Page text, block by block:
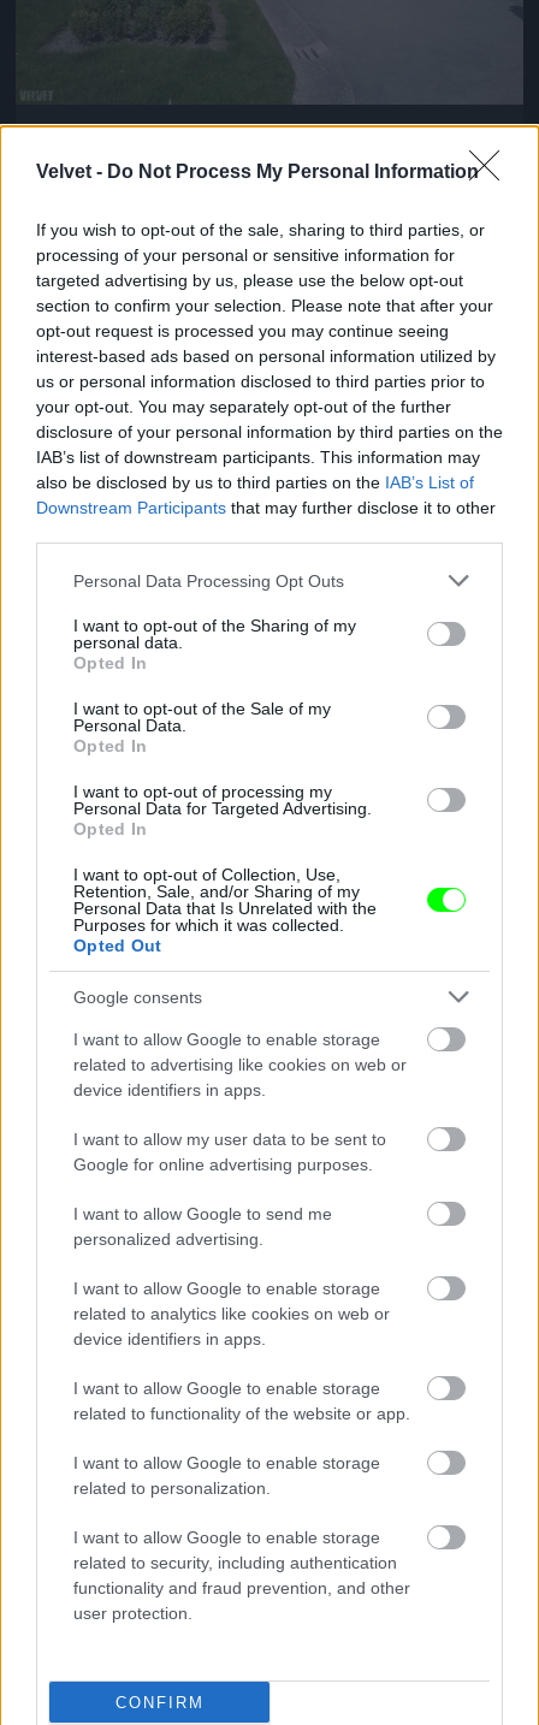
Velvet - Do Not Process My Personal Information
If you wish to opt-out of the sale, sharing to third parties, or
processing of your personal or sensitive information for
targeted advertising by us, please use the below opt-out
section to confirm your selection. Please note that after your
opt-out request is processed you may continue seeing
interest-based ads based on personal information utilized by
us or personal information disclosed to third parties prior to
your opt-out. You may separately opt-out of the further
disclosure of your personal information by third parties on the
IAB’s list of downstream participants. This information may
also be disclosed by us to third parties on the IAB’s List of
Downstream Participants that may further disclose it to other
Please note that this website/app uses one or more Google
not limited to your visit or usage behaviour. You may click to
grant or deny consent to Google and its third-party tags to
use your data for below specified purposes in below Google
consent section.
Personal Data Processing Opt Outs
I want to opt-out of the Sharing of my
personal data.
Opted In
I want to opt-out of the Sale of my
Personal Data.
Opted In
I want to opt-out of processing my
Personal Data for Targeted Advertising.
Opted In
I want to opt-out of Collection, Use,
Retention, Sale, and/or Sharing of my
Personal Data that Is Unrelated with the
Purposes for which it was collected.
Opted Out
Google consents
I want to allow Google to enable storage
related to advertising like cookies on web or
device identifiers in apps.
I want to allow my user data to be sent to
Google for online advertising purposes.
I want to allow Google to send me
personalized advertising.
I want to allow Google to enable storage
related to analytics like cookies on web or
device identifiers in apps.
I want to allow Google to enable storage
related to functionality of the website or app.
I want to allow Google to enable storage
related to personalization.
I want to allow Google to enable storage
related to security, including authentication
functionality and fraud prevention, and other
user protection.
CONFIRM
A Várkert bazár nagyon szép
Fotó: / Velvet #6
Jön még kép!
Jön még kép!
Viszont a kilátás?